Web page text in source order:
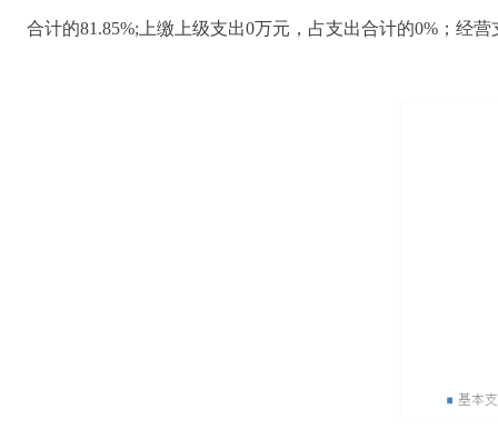
合计的81.85%;上缴上级支出0万元，占支出合计的0%；经